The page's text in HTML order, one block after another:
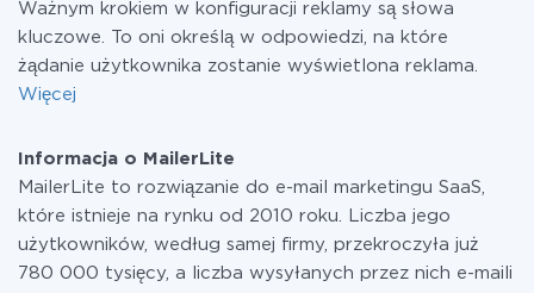
Ważnym krokiem w konfiguracji reklamy są słowa
kluczowe. To oni określą w odpowiedzi, na które
żądanie użytkownika zostanie wyświetlona reklama.
Więcej
Informacja o MailerLite
MailerLite to rozwiązanie do e-mail marketingu SaaS,
które istnieje na rynku od 2010 roku. Liczba jego
użytkowników, według samej firmy, przekroczyła już
780 000 tysięcy, a liczba wysyłanych przez nich e-maili